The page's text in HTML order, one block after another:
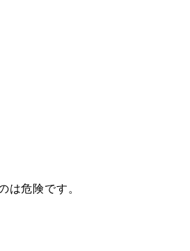
は危険です。